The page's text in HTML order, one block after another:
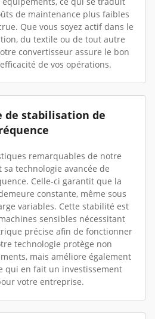
de maintenance plus faibles
Que vous soyez actif dans le
du textile ou de tout autre
convertisseur assure le bon
de vos opérations.
de stabilisation de
remarquables de notre
technologie avancée de
Celle-ci garantit que la
constante, même sous
variables. Cette stabilité est
sensibles nécessitant
précise afin de fonctionner
technologie protège non
mais améliore également
qui en fait un investissement
votre entreprise.